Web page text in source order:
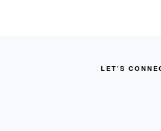
LET’S